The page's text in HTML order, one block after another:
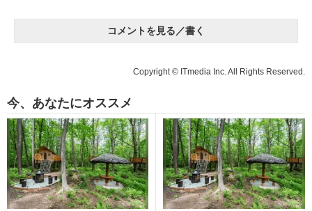
コメントを見る／書く
Copyright © ITmedia Inc. All Rights Reserved.
今、あなたにオススメ